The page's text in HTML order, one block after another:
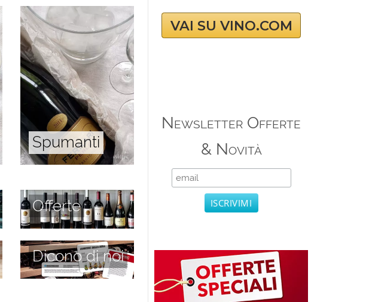
Spumanti
Offerte
Dicono di noi
VAI SU VINO.COM
Newsletter Offerte
& Novità